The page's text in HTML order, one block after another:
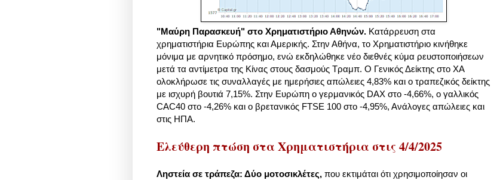
"Μαύρη Παρασκευή" στο Χρηματιστήριο Αθηνών. Κατάρρευση στα
χρηματιστήρια Ευρώπης και Αμερικής. Στην Αθήνα, το Χρηματιστήριο κινήθηκε
μόνιμα με αρνητικό πρόσημο, ενώ εκδηλώθηκε νέο διεθνές κύμα ρευστοποιήσεων
μετά τα αντίμετρα της Κίνας στους δασμούς Τραμπ. Ο Γενικός Δείκτης στο ΧΑ
ολοκλήρωσε τις συναλλαγές με ημερήσιες απώλειες 4,83% και ο τραπεζικός δείκτης
με ισχυρή βουτιά 7,15%. Στην Ευρώπη ο γερμανικός DAX στο -4,66%, ο γαλλικός
CAC40 στο -4,26% και ο βρετανικός FTSE 100 στο -4,95%, Ανάλογες απώλειες και
στις ΗΠΑ.
Ελεύθερη πτώση στα Χρηματιστήρια στις 4/4/2025
Ληστεία σε τράπεζα: Δύο μοτοσικλέτες, που εκτιμάται ότι χρησιμοποίησαν οι